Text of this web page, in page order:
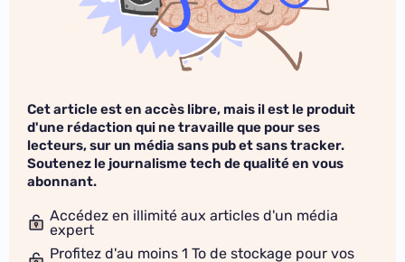
Cet article est en accès libre, mais il est le produit
d'une rédaction qui ne travaille que pour ses
lecteurs, sur un média sans pub et sans tracker.
Soutenez le journalisme tech de qualité en vous
abonnant.
Accédez en illimité aux articles d'un média
expert
Profitez d'au moins 1 To de stockage pour vos